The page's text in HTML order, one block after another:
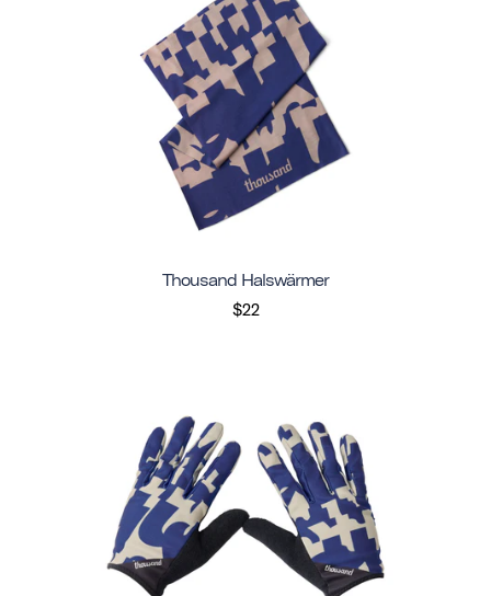
Thousand Halswärmer
$22